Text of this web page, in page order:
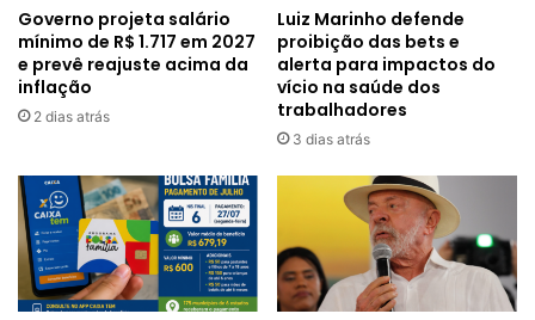
Governo projeta salário
mínimo de R$ 1.717 em 2027
e prevê reajuste acima da
inflação
2 dias atrás
Luiz Marinho defende
proibição das bets e
alerta para impactos do
vício na saúde dos
trabalhadores
3 dias atrás